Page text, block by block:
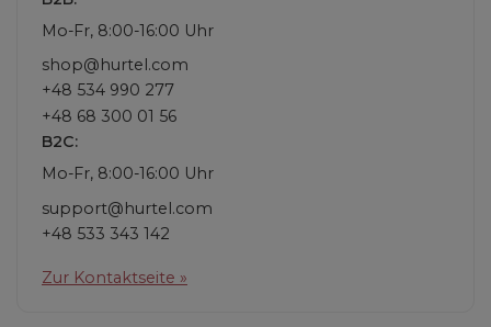
Mo-Fr, 8:00-16:00 Uhr
shop@hurtel.com
+48 534 990 277
+48 68 300 01 56
B2C:
Mo-Fr, 8:00-16:00 Uhr
support@hurtel.com
+48 533 343 142
Zur Kontaktseite »